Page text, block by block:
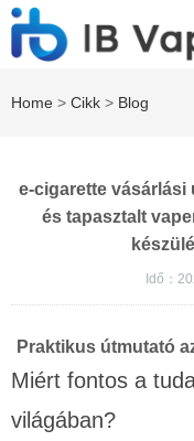
Home > Cikk > Blog
e-cigarette vásárlási
és tapasztalt
Idő：
Praktikus útmutató
Miért fontos a
világában?